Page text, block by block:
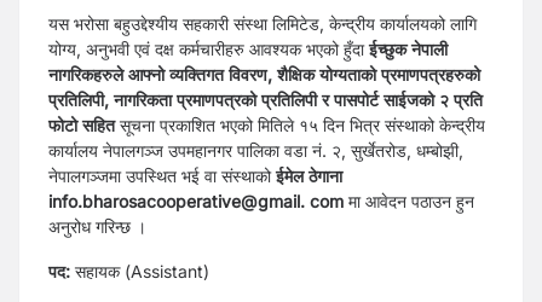
यस भरोसा बहुउद्देश्यीय सहकारी संस्था लिमिटेड, केन्द्रीय कार्यालयको लागि
योग्य, अनुभवी एवं दक्ष कर्मचारीहरु आवश्यक भएको हुँदाईच्छुक नेपाली
नागरिकहरुले आफ्नो व्यक्तिगत विवरण, शैक्षिक योग्यताको प्रमाणपत्रहरुको
प्रतिलिपी, नागरिकता प्रमाणपत्रको प्रतिलिपी र पासपोर्ट साईजको २ प्रति
फोटो सहितसूचना प्रकाशित भएको मितिले १५ दिन भित्र संस्थाको केन्द्रीय
कार्यालय नेपालगञ्ज उपमहानगर पालिका वडा नं. २, सुर्खेतरोड, धम्बोझी,
नेपालगञ्जमा उपस्थित भई वा संस्थाकोईमेल ठेगाना
info.bharosacooperative@gmail. com मा आवेदन पठाउन हुन
अनुरोध गरिन्छ ।
पद: सहायक (Assistant)